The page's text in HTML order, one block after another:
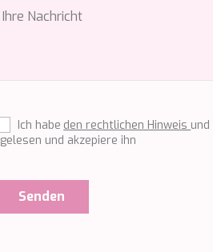
Ich habe den rechtlichen Hinweis und
gelesen und akzepiere ihn
Senden